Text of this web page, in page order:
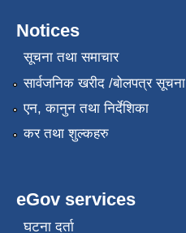
Notices
सूचना तथा समाचार
सार्वजनिक खरीद /बोलपत्र सूचना
एन, कानुन तथा निर्देशिका
कर तथा शुल्कहरु
eGov services
घटना दर्ता